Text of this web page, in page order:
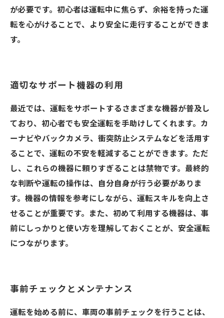
が必要です。初心者は運転中に焦らず、余裕を持った運
転を心がけることで、より安全に走行することができま
す。
適切なサポート機器の利用
最近では、運転をサポートするさまざまな機器が普及し
ており、初心者でも安全運転を手助けしてくれます。カ
ーナビやバックカメラ、衝突防止システムなどを活用す
ることで、運転の不安を軽減することができます。ただ
し、これらの機器に頼りすぎることは禁物です。最終的
な判断や運転の操作は、自分自身が行う必要がありま
す。機器の情報を参考にしながら、運転スキルを向上さ
せることが重要です。また、初めて利用する機器は、事
前にしっかりと使い方を理解しておくことが、安全運転
につながります。
事前チェックとメンテナンス
運転を始める前に、車両の事前チェックを行うことは、